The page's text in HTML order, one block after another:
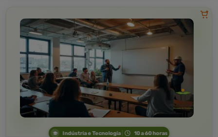
Indústria e Tecnologia 10 a 60 horas